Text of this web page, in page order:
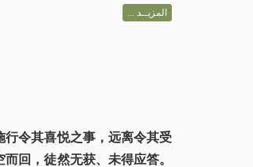
المزيــد ...
令其喜悦之事，远离令其受
回，徒然无获、未得应答。